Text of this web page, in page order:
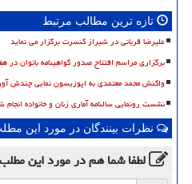
تازه ترین مطالب مرتبط
علیرضا قربانی در شیراز کنسرت برگزار می نماید
برگزاری مراسم افتتاح صدور گواهینامه بانوان در
واکنش محمد معتمدی به اپوزیسون نمایی چندش
نشست رونمایی سالنامه آماری زنان و خانواده انجام
نظرات بینندگان در مورد این
لطفا شما همدر مورد این مطلب